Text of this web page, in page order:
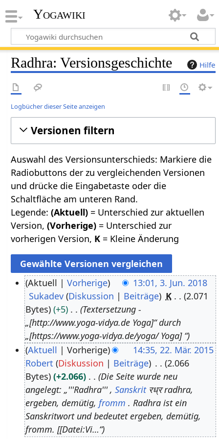
Yogawiki
Hilfe
Radhra: Versionsgeschichte
Logbücher dieser Seite anzeigen
Versionen filtern
Auswahl des Versionsunterschieds: Markiere die
Radiobuttons der zu vergleichenden Versionen
und drücke die Eingabetaste oder die
Schaltfläche am unteren Rand.
Legende:(Aktuell) = Unterschied zur aktuellen
Version,(Vorherige) = Unterschied zur
vorherigen Version, K = Kleine Änderung
n
Aktuell Vorherige
13:01, 3. Jun. 2018
Sukadev Diskussion Beiträge K
2.071
Bytes
+5
Textersetzung -
„[http://www.yoga-vidya.de Yoga]“ durch
„[https://www.yoga-vidya.de/yoga/ Yoga] “
Aktuell Vorherige
14:35, 22. Mär. 2015
Robert Diskussion Beiträge
2.066
Bytes
+2.066
Die Seite wurde neu
angelegt: „'''Radhra''' , Sanskritरध्र radhra,
ergeben, demütig, fromm . Radhra ist ein
Sanskritwort und bedeutet ergeben, demütig,
fromm. [[Datei:Vi…“